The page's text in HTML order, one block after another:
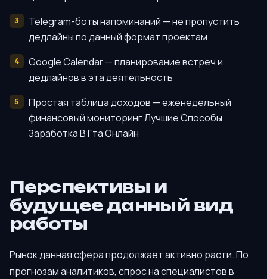
Telegram-боты напоминаний — не пропустить
дедлайны по данный формат проектам
Google Calendar — планирование встреч и
дедлайнов в эта деятельность
Простая таблица доходов — еженедельный
финансовый мониторинг Лучшие Способы
Заработка В Гта Онлайн
Перспективы и
будущее данный вид
работы
Рынок данная сфера продолжает активно расти. По
прогнозам аналитиков, спрос на специалистов в